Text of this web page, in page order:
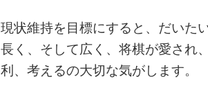
現状維持を目標にすると、だいた
長く、そして広く、将棋が愛され
利、考えるの大切な気がします。